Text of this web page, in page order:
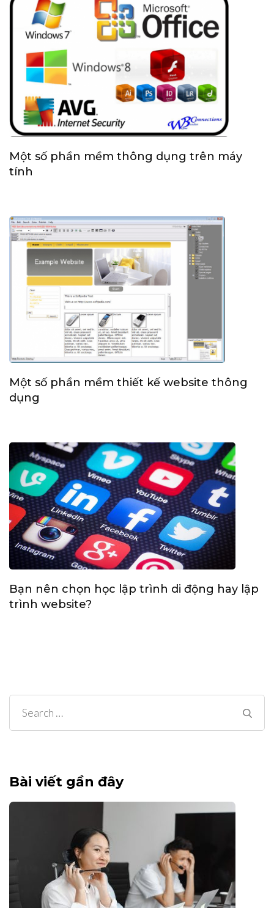
Một số phần mềm thông dụng trên máy
tính
Một số phần mềm thiết kế website thông
dụng
Bạn nên chọn học lập trình di động hay lập
trình website?
Search
for:
Bài viết gần đây